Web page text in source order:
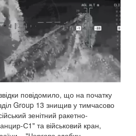
повідомило, що на початку
Group 13 знищив у тимчасово
зенітний ракетно-
С1" та військовий кран,